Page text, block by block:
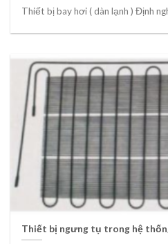
Thiết bị bay hơi ( dàn lạnh ) Định
Thiết bị ngưng tụ trong hệ